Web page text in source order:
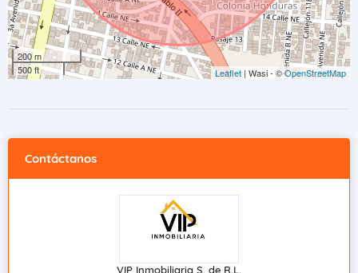
200 m
500 ft
Leaflet | Wasi - ©OpenStreetMap
Contáctanos
VIP Inmobiliaria S. de R.L.